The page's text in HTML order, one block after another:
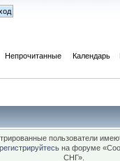
Непрочитанные Календарь
пользователи
на форуме
СНГ».